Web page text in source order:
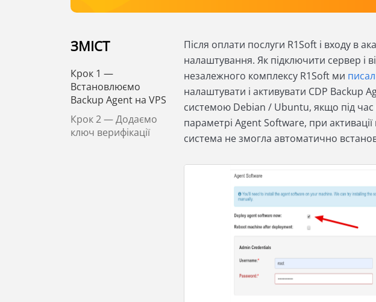
ЗМІСТ
Крок 1 —
Встановлюємо
Backup Agent на VPS
Крок 2— Додаємо
ключ верифікації
Після оплати послуги R1Soft і входу в
налаштування. Як підключити сервер і
незалежного комплексу R1Soft ми
налаштувати і активувати CDP Backup
системою Debian / Ubuntu, якщо під час
параметрі Agent Software, при
система не змогла автоматично